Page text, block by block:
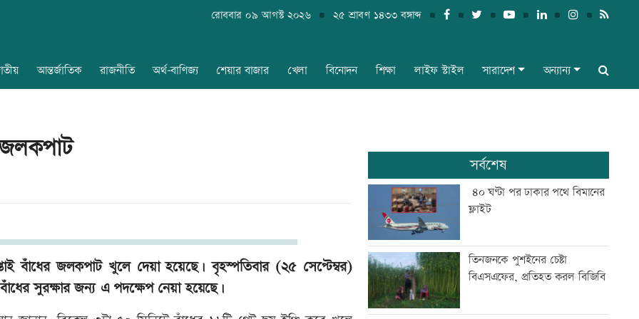
রোববার ০৯ আগস্ট ২০২৬ ২৫ শ্রাবণ ১৪৩৩ বঙ্গাব্দ
আন্তর্জাতিক রাজনীতি অর্থ-বাণিজ্য শেয়ার বাজার খেলা বিনোদন শিক্ষা লাইফ স্টাইল সারাদেশ অন্যান্য
বাঁধের জলকপাট খুলে দেয়া হয়েছে। বৃহস্পতিবার (২৫ সেপ্টেম্বর)
সুরক্ষার জন্য এ পদক্ষেপ নেয়া হয়েছে।
সর্বশেষ
৪০ ঘণ্টা পর ঢাকার পথে বিমানের
ফ্লাইট
তিনজনকে পুশইনের চেষ্টা
বিএসএফের, প্রতিহত করল বিজিবি